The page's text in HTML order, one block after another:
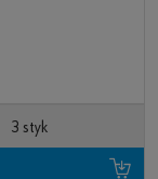
3 styk